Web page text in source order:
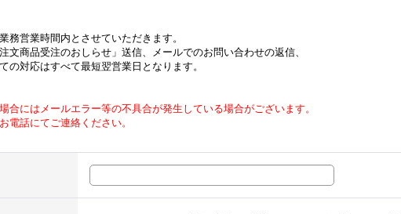
務営業時間内とさせていただきます。
文商品受注のおしらせ」送信、メールでのお問い合わせの返信、
の対応はすべて最短翌営業日となります。
合にはメールエラー等の不具合が発生している場合がございます。
電話にてご連絡ください。